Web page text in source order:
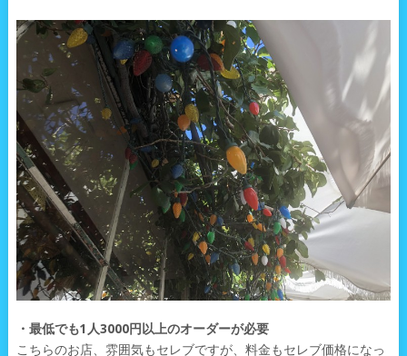
・最低でも1人3000円以上のオーダーが必要
こちらのお店、雰囲気もセレブですが、料金もセレブ価格になっ